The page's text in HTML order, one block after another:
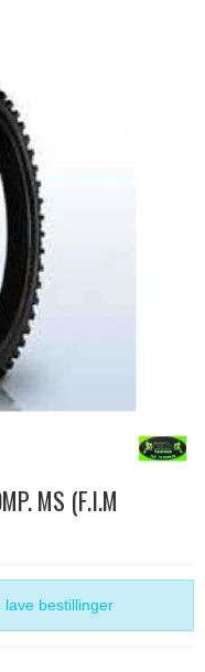
MS (F.I.M
bestillinger